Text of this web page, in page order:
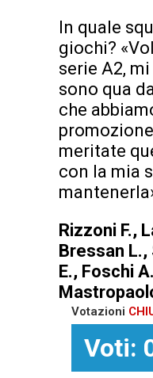
In quale
giochi?
serie A2,
sono qua
che
meritate
con la mia
Rizzoni F.,
Bressan L.,
E., Foschi
Votazioni
Voti: